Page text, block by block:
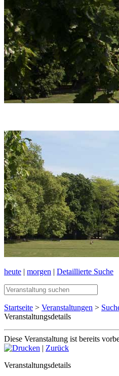
heute | morgen | Detaillierte Suche
Startseite > Veranstaltungen >
Veranstaltungsdetails
Diese Veranstaltung ist bereits
| Zurück
Veranstaltungsdetails